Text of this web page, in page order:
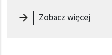
Zobacz więcej-